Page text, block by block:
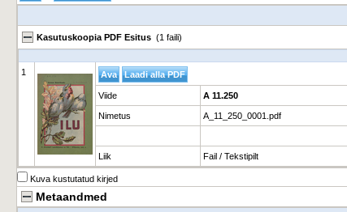
Kasutuskoopia PDF Esitus (1 faili)
1
Viide A 11.250
Nimetus A_11_250_0001.pdf
Liik Fail / Tekstipilt
Kuva kustutatud kirjed
Metaandmed